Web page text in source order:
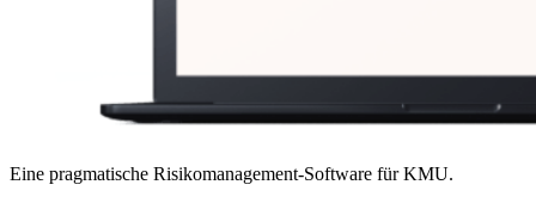
Eine pragmatische Risikomanagement-Software für KMU.